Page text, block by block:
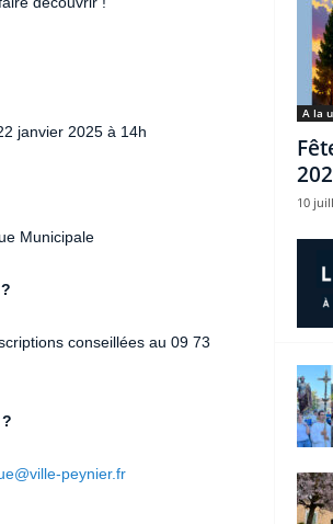
janvier 2025 à 14h
Municipale
conseillées au 09 73
peynier.fr
A la
10